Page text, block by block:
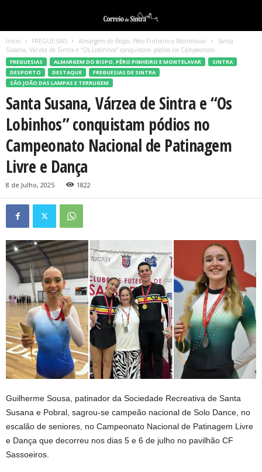
Início FREGUESIAS Almargem do Bispo, Pêro Pinheiro e Montelavar
Santa
Susana, Várzea de Sintra e “Os Lobinhos” conquistam pódios no Campeonato...
FREGUESIAS ALMARGEM DO BISPO, PÊRO PINHEIRO E MONTELAVAR
SINTRA
DESPORTO
DESTAQUE
FREGUESIAS DE SINTRA
SÃO JOÃO DAS LAMPAS E TERRUGEM
Santa Susana, Várzea de Sintra e “Os
Lobinhos” conquistam pódios no
Campeonato Nacional de Patinagem
Livre e Dança
8 de Julho, 2025 1822
Guilherme Sousa, patinador da Sociedade Recreativa de Santa
Susana e Pobral, sagrou-se campeão nacional de Solo Dance, no
escalão de seniores, no Campeonato Nacional de Patinagem Livre
e Dança que decorreu nos dias 5 e 6 de julho no pavilhão CF
Sassoeiros.